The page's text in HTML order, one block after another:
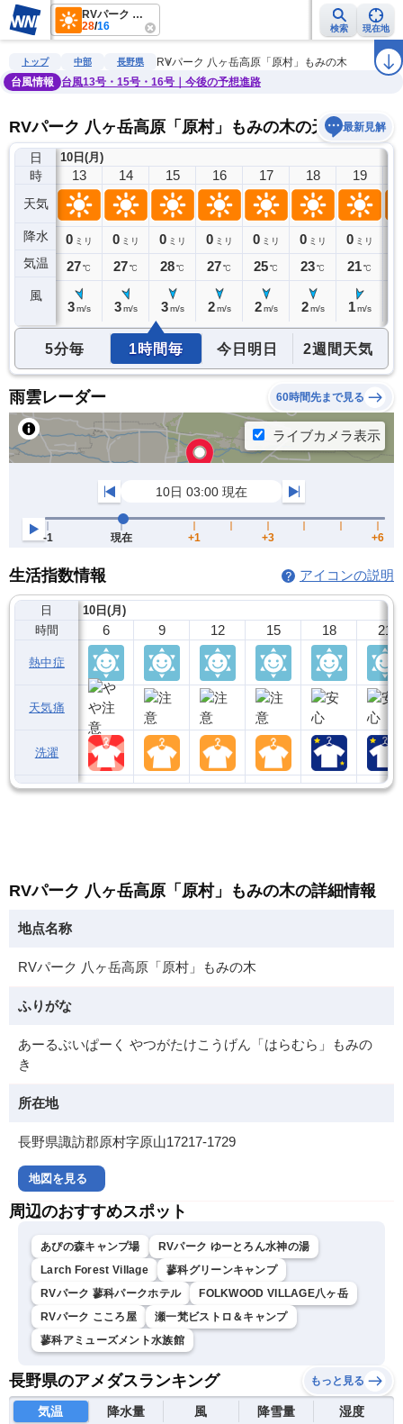
RVパーク 八ヶ岳高原「原村」もみの木
28/16 検索 現在地
雨雲レーダー 台風情報 地震情報 警報・注意報 2週間天気 ラ
トップ 中部 長野県
RVパーク 八ヶ岳高原「原村」もみの木
台風情報
台風13号・15号・16号｜今後の予想進路
RVパーク 八ヶ岳高原「原村」もみの木の天気予報
最新見解
日
時
天気
降水
気温
風
10日(月)
12
0ミリ
26℃
13
0 ミリ
27℃
3 m/s
14
0 ミリ
27℃
3 m/s
15
0 ミリ
28℃
3 m/s
16
0 ミリ
27℃
2 m/s
17
0 ミリ
25℃
2 m/s
18
0 ミリ
23℃
2 m/s
19
0 ミリ
21℃
1 m/s
5分毎 1時間毎 今日明日 2週間天気
雨雲レーダー 60時間先まで見る
生活指数情報 アイコンの説明
日
時間
熱中症
天気痛
洗濯
10日(月)
6 9 12 15 18 21
RVパーク 八ヶ岳高原「原村」もみの木の詳細情報
地点名称
RVパーク 八ヶ岳高原「原村」もみの木
ふりがな
あーるぶいぱーく やつがたけこうげん「はらむら」もみの
き
所在地
長野県諏訪郡原村字原山17217-1729
地図を見る
周辺のおすすめスポット
あぴの森キャンプ場
RVパーク ゆーとろん水神の湯
Larch Forest Village
蓼科グリーンキャンプ
RVパーク 蓼科パークホテル
FOLKWOOD VILLAGE八ヶ岳
RVパーク こころ屋
瀬一梵ビストロ＆キャンプ
蓼科アミューズメント水族館
長野県のアメダスランキング もっと見る
気温 降水量 風 降雪量 湿度